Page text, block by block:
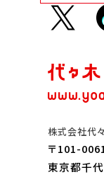
株式会社代
〒101-
東京都千